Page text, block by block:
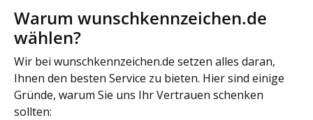
Warum wunschkennzeichen.de
wählen?
Wir bei wunschkennzeichen.de setzen alles daran,
Ihnen den besten Service zu bieten. Hier sind einige
Gründe, warum Sie uns Ihr Vertrauen schenken
sollten: